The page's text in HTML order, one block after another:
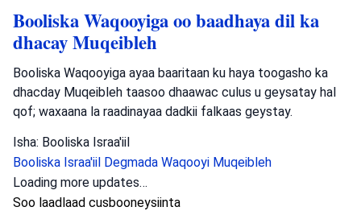
Booliska Waqooyiga oo baadhaya dil ka
dhacay Muqeibleh
Booliska Waqooyiga ayaa baaritaan ku haya toogasho ka
dhacday Muqeibleh taasoo dhaawac culus u geysatay hal
qof; waxaana la raadinayaa dadkii falkaas geystay.
Isha: Booliska Israa'iil
Booliska Israa'iil Degmada Waqooyi Muqeibleh
Loading more updates…
Soo laadlaad cusbooneysiinta